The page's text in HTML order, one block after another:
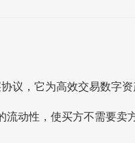
，它为高效交易数字
动性，使买方不需要